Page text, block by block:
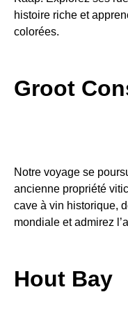
histoire riche et
colorées.
Groot
Notre voyage se
ancienne propriété
cave à vin historique,
mondiale et admirez
Hout Bay